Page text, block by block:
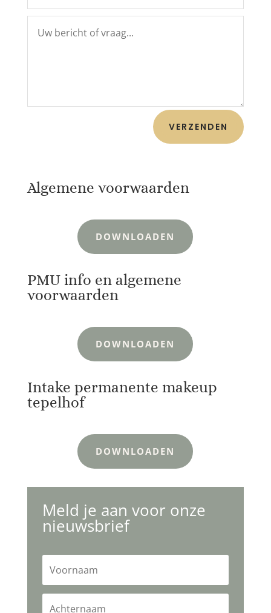
VERZENDEN
Algemene voorwaarden
DOWNLOADEN
PMU info en algemene
voorwaarden
DOWNLOADEN
Intake permanente makeup
tepelhof
DOWNLOADEN
Meld je aan voor onze
nieuwsbrief